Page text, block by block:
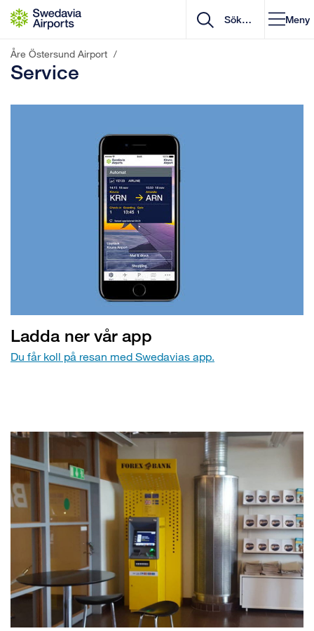
Gå till innehåll
Meny
Åre Östersund Airport /
Service
Ladda ner vår app
Du får koll på resan med Swedavias app.